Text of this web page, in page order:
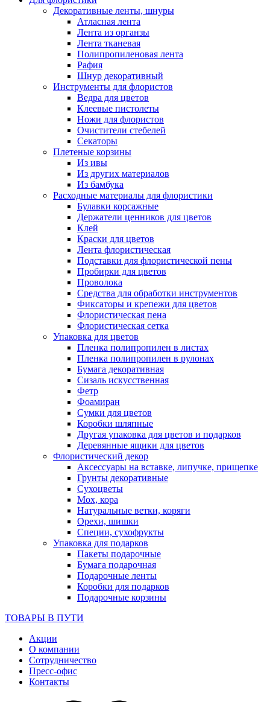
Декоративные ленты, шнуры
Атласная лента
Лента из органзы
Лента тканевая
Полипропиленовая лента
Рафия
Шнур декоративный
Инструменты для флористов
Ведра для цветов
Клеевые пистолеты
Ножи для флористов
Очистители стебелей
Секаторы
Плетеные корзины
Из ивы
Из других материалов
Из бамбука
Расходные материалы для флористики
Булавки корсажные
Держатели ценников для цветов
Клей
Краски для цветов
Лента флористическая
Подставки для флористической пены
Пробирки для цветов
Проволока
Средства для обработки инструментов
Фиксаторы и крепежи для цветов
Флористическая пена
Флористическая сетка
Упаковка для цветов
Пленка полипропилен в листах
Пленка полипропилен в рулонах
Бумага декоративная
Сизаль искусственная
Фетр
Фоамиран
Сумки для цветов
Коробки шляпные
Другая упаковка для цветов и подарков
Деревянные ящики для цветов
Флористический декор
Аксессуары на вставке, липучке, прищепке
Грунты декоративные
Сухоцветы
Мох, кора
Натуральные ветки, коряги
Орехи, шишки
Специи, сухофрукты
Упаковка для подарков
Пакеты подарочные
Бумага подарочная
Подарочные ленты
Коробки для подарков
Подарочные корзины
ТОВАРЫ В ПУТИ
Акции
О компании
Сотрудничество
Пресс-офис
Контакты